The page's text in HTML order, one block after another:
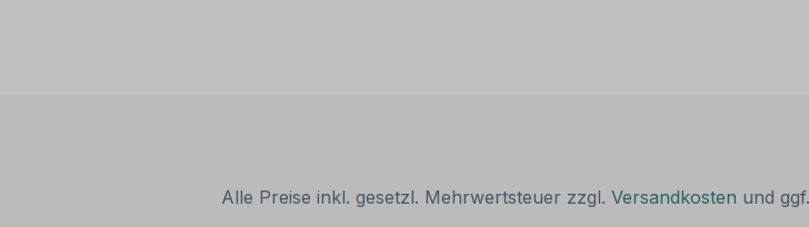
Rakelkante. ErwerbenAlle Preise inkl. gesetzl. Mehrwertsteuer zzgl. Versandkosten und